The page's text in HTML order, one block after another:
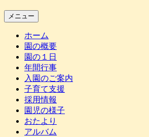
へ
スメニュー
ホーム
園の概要
園の１日
年間行事
入園のご案内
子育て支援
採用情報
園児の様子
おたより
アルバム